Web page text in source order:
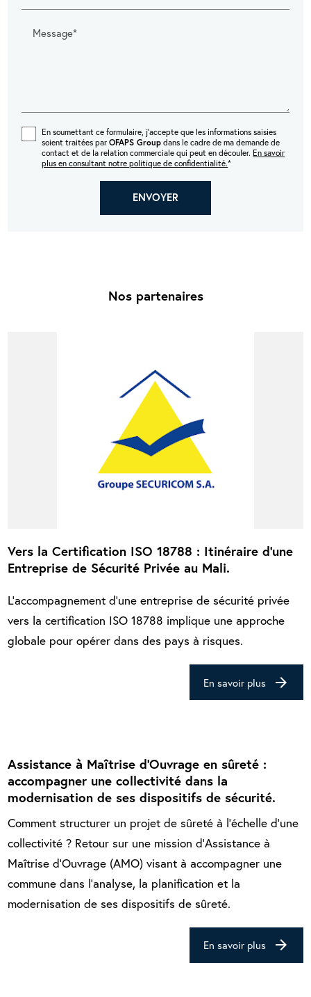
Message*
En soumettant ce formulaire, j'accepte que les informations saisies
soient traitées parOFAPS Group dans le cadre de ma demande de
contact et de la relation commerciale qui peut en découler. En savoir
plus en consultant notre politique de confidentialité.*
Nos partenaires
Vers la Certification ISO 18788 : Itinéraire d'une
Entreprise de Sécurité Privée au Mali.
L'accompagnement d'une entreprise de sécurité privée
vers la certification ISO 18788 implique une approche
globale pour opérer dans des pays à risques.
En savoir plus arrow_forward
Assistance à Maîtrise d’Ouvrage en sûreté :
accompagner une collectivité dans la
modernisation de ses dispositifs de sécurité.
Comment structurer un projet de sûreté à l’échelle d’une
collectivité ? Retour sur une mission d’Assistance à
Maîtrise d’Ouvrage (AMO) visant à accompagner une
commune dans l’analyse, la planification et la
modernisation de ses dispositifs de sûreté.
En savoir plus arrow_forward